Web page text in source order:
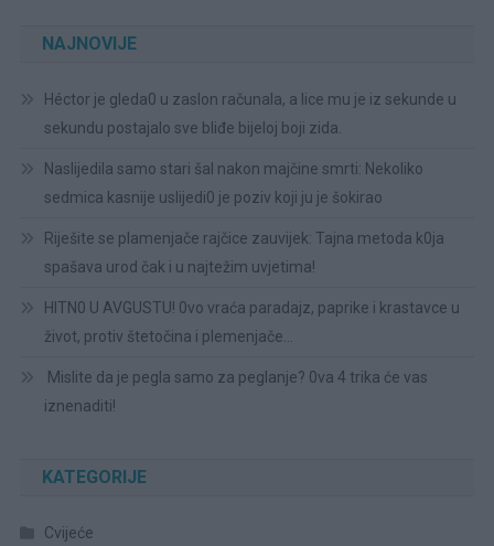
NAJNOVIJE
Héctor je gleda0 u zaslon računala, a lice mu je iz sekunde u
sekundu postajalo sve bliđe bijeloj boji zida.
Naslijedila samo stari šal nakon majčine smrti: Nekoliko
sedmica kasnije uslijedi0 je poziv koji ju je šokirao
Riješite se plamenjače rajčice zauvijek: Tajna metoda k0ja
spašava urod čak i u najtežim uvjetima!
HITN0 U AVGUSTU! 0vo vraća paradajz, paprike i krastavce u
život, protiv štetočina i plemenjače…
Mislite da je pegla samo za peglanje? 0va 4 trika će vas
iznenaditi!
KATEGORIJE
Cvijeće